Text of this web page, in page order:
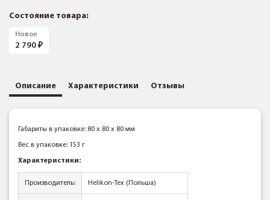
Состояние товара:
Новое
2 790
Описание Характеристики Отзывы
Габариты в упаковке: 80 x 80 x 80 мм
Вес в упаковке: 153 г
Характеристики:
Производитель: Helikon-Tex (Польша)